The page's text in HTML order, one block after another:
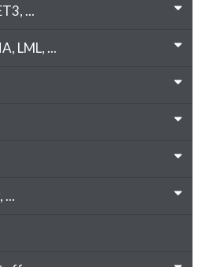
...
LML, ...
...